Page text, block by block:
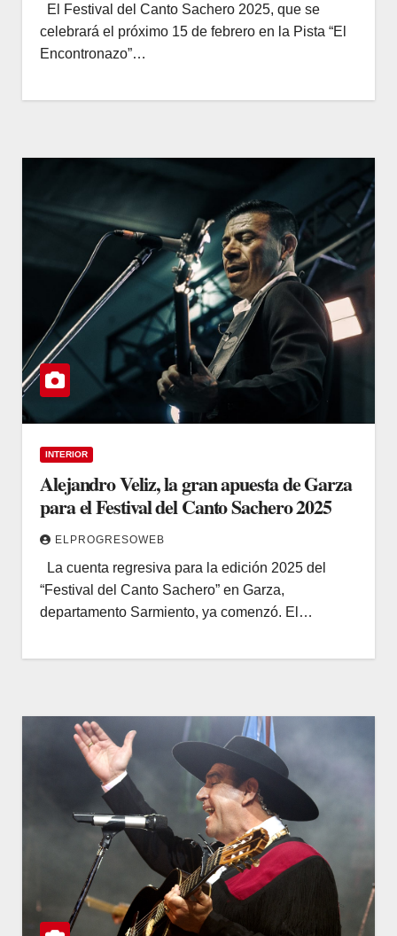
El Festival del Canto Sachero 2025, que se
celebrará el próximo 15 de febrero en la Pista “El
Encontronazo”…
INTERIOR
Alejandro Veliz, la gran apuesta de Garza
para el Festival del Canto Sachero 2025
ELPROGRESOWEB
La cuenta regresiva para la edición 2025 del
“Festival del Canto Sachero” en Garza,
departamento Sarmiento, ya comenzó. El…